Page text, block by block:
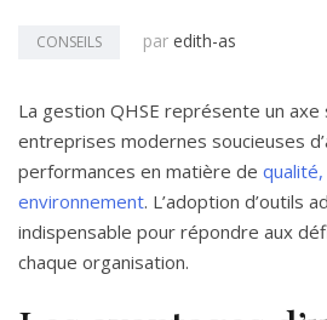
CONSEILS par edith-as
La gestion QHSE représente un
entreprises modernes soucieuses
performances en matière de
environnement. L’adoption d’outils
indispensable pour répondre aux
chaque organisation.